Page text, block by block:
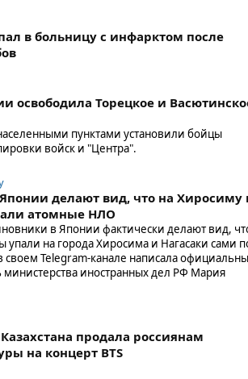
в больницу с инфарктом после
освободила Торецкое и
пунктами установили бойцы
войск и "Центра".
делают вид, что на Хиросиму
атомные НЛО
в Японии фактически делают вид,
на города Хиросима и Нагасаки сами
своем Telegram-канале написала
министерства иностранных дел РФ Мария
продала россиянам
на концерт BTS